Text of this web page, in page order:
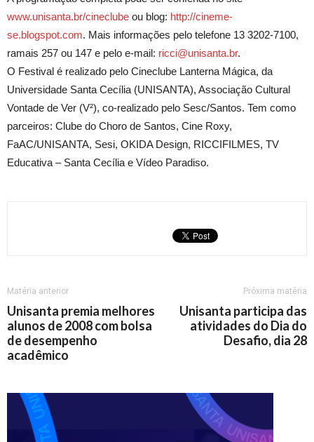
www.unisanta.br/cineclube ou blog: http://cineme-
se.blogspot.com. Mais informações pelo telefone 13 3202-7100,
ramais 257 ou 147 e pelo e-mail: ricci@unisanta.br.
O Festival é realizado pelo Cineclube Lanterna Mágica, da
Universidade Santa Cecília (UNISANTA), Associação Cultural
Vontade de Ver (V²), co-realizado pelo Sesc/Santos. Tem como
parceiros: Clube do Choro de Santos, Cine Roxy,
FaAC/UNISANTA, Sesi, OKIDA Design, RICCIFILMES, TV
Educativa – Santa Cecília e Vídeo Paradiso.
Matéria anterior
Unisanta premia melhores
alunos de 2008 com bolsa
de desempenho
acadêmico
Próxima matéria
Unisanta participa das
atividades do Dia do
Desafio, dia 28